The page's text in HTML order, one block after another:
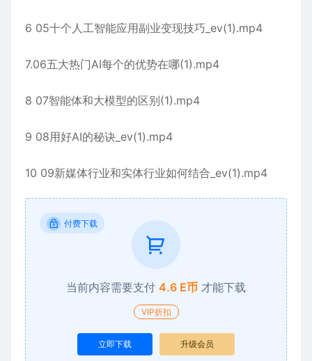
6 05十个人工智能应用副业变现技巧_ev(1).mp4
7.06五大热门AI每个的优势在哪(1).mp4
8 07智能体和大模型的区别(1).mp4
9 08用好AI的秘诀_ev(1).mp4
10 09新媒体行业和实体行业如何结合_ev(1).mp4
付费下载
当前内容需要支付 4.6 E币 才能下载
VIP折扣
立即下载 升级会员